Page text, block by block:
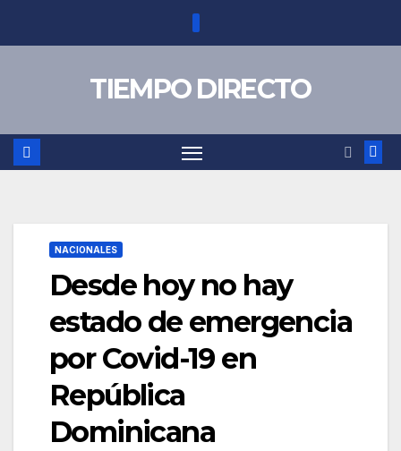
TIEMPO DIRECTO
NACIONALES
Desde hoy no hay
estado de emergencia
por Covid-19 en
República
Dominicana